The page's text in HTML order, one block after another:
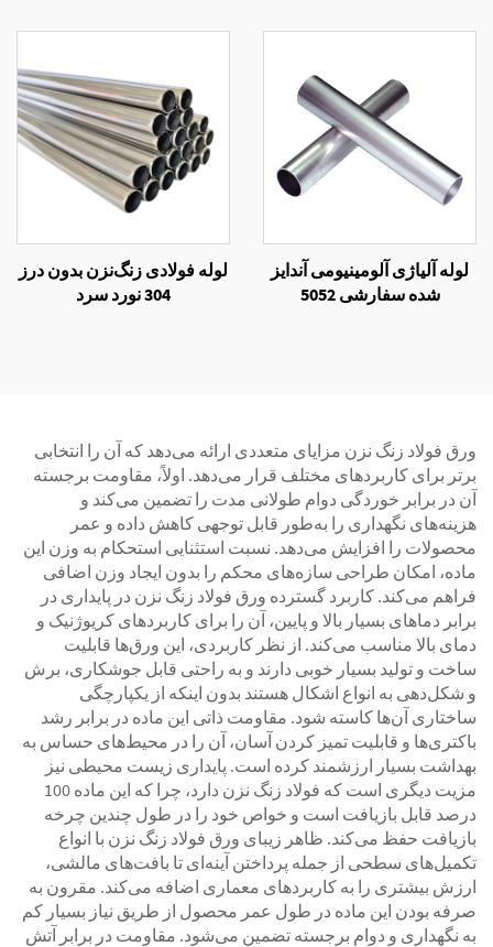
لوله آلیاژی آلومینیومی آندایز
شده سفارشی 5052
لوله فولادی زنگ‌نزن بدون درز
304 نورد سرد
ورق فولاد زنگ نزن مزایای متعددی ارائه می‌دهد که آن را انتخابی
برتر برای کاربردهای مختلف قرار می‌دهد. اولاً، مقاومت برجسته
آن در برابر خوردگی دوام طولانی مدت را تضمین می‌کند و
هزینه‌های نگهداری را به‌طور قابل توجهی کاهش داده و عمر
محصولات را افزایش می‌دهد. نسبت استثنایی استحکام به وزن این
ماده، امکان طراحی سازه‌های محکم را بدون ایجاد وزن اضافی
فراهم می‌کند. کاربرد گسترده ورق فولاد زنگ نزن در پایداری در
برابر دماهای بسیار بالا و پایین، آن را برای کاربردهای کریوژنیک و
دمای بالا مناسب می‌کند. از نظر کاربردی، این ورق‌ها قابلیت
ساخت و تولید بسیار خوبی دارند و به راحتی قابل جوشکاری، برش
و شکل‌دهی به انواع اشکال هستند بدون اینکه از یکپارچگی
ساختاری آن‌ها کاسته شود. مقاومت ذاتی این ماده در برابر رشد
باکتری‌ها و قابلیت تمیز کردن آسان، آن را در محیط‌های حساس به
بهداشت بسیار ارزشمند کرده است. پایداری زیست محیطی نیز
مزیت دیگری است که فولاد زنگ نزن دارد، چرا که این ماده 100
درصد قابل بازیافت است و خواص خود را در طول چندین چرخه
بازیافت حفظ می‌کند. ظاهر زیبای ورق فولاد زنگ نزن با انواع
تکمیل‌های سطحی از جمله پرداختن آینه‌ای تا بافت‌های مالشی،
ارزش بیشتری را به کاربردهای معماری اضافه می‌کند. مقرون به
صرفه بودن این ماده در طول عمر محصول از طریق نیاز بسیار کم
به نگهداری و دوام برجسته تضمین می‌شود. مقاومت در برابر آتش